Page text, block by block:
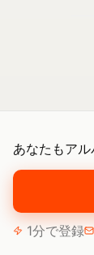
あなたもア
1分で登録